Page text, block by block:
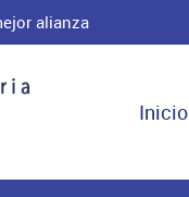
alianza
Inicio